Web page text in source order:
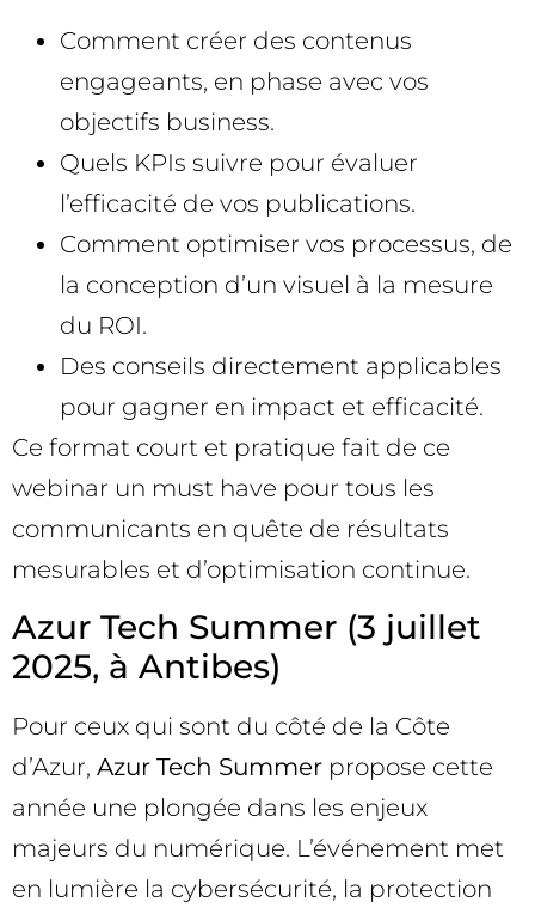
Comment créer des contenus
engageants, en phase avec vos
objectifs business.
Quels KPIs suivre pour évaluer
l’efficacité de vos publications.
Comment optimiser vos processus, de
la conception d’un visuel à la mesure
du ROI.
Des conseils directement applicables
pour gagner en impact et efficacité.
Ce format court et pratique fait de ce
webinar un must have pour tous les
communicants en quête de résultats
mesurables et d’optimisation continue.
Azur Tech Summer (3 juillet
2025, à Antibes)
Pour ceux qui sont du côté de la Côte
d’Azur, Azur Tech Summer propose cette
année une plongée dans les enjeux
majeurs du numérique. L’événement met
en lumière la cybersécurité, la protection